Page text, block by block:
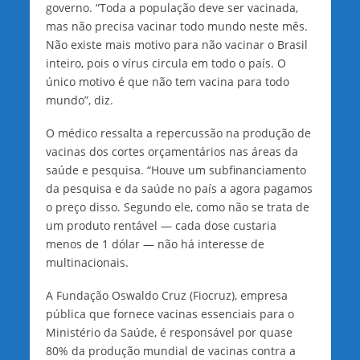
governo. “Toda a população deve ser vacinada,
mas não precisa vacinar todo mundo neste mês.
Não existe mais motivo para não vacinar o Brasil
inteiro, pois o vírus circula em todo o país. O
único motivo é que não tem vacina para todo
mundo”, diz.
O médico ressalta a repercussão na produção de
vacinas dos cortes orçamentários nas áreas da
saúde e pesquisa. “Houve um subfinanciamento
da pesquisa e da saúde no país a agora pagamos
o preço disso. Segundo ele, como não se trata de
um produto rentável — cada dose custaria
menos de 1 dólar — não há interesse de
multinacionais.
A Fundação Oswaldo Cruz (Fiocruz), empresa
pública que fornece vacinas essenciais para o
Ministério da Saúde, é responsável por quase
80% da produção mundial de vacinas contra a